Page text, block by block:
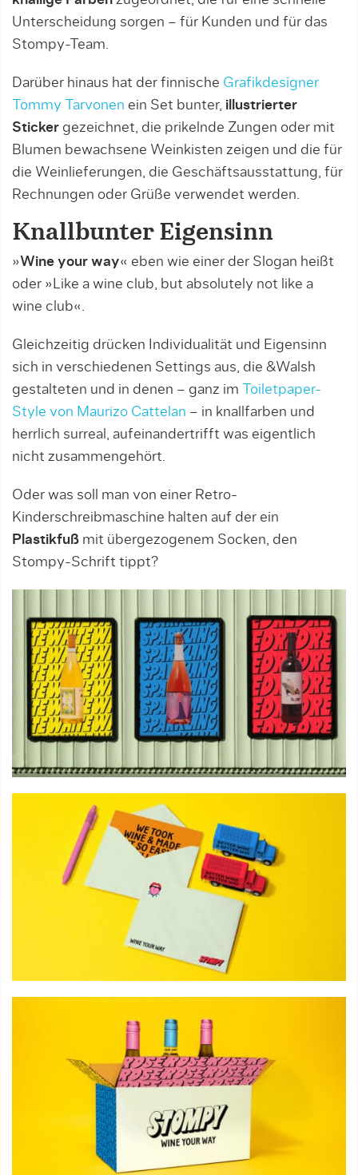
Unterscheidung sorgen – für Kunden und für das
Stompy-Team.
Darüber hinaus hat der finnische Grafikdesigner
Tommy Tarvonen ein Set bunter, illustrierter
Sticker gezeichnet, die prikelnde Zungen oder mit
Blumen bewachsene Weinkisten zeigen und die für
die Weinlieferungen, die Geschäftsausstattung, für
Rechnungen oder Grüße verwendet werden.
Knallbunter Eigensinn
»Wine your way« eben wie einer der Slogan heißt
oder »Like a wine club, but absolutely not like a
wine club«.
Gleichzeitig drücken Individualität und Eigensinn
sich in verschiedenen Settings aus, die &Walsh
gestalteten und in denen – ganz im
Toiletpaper-
Style von Maurizo Cattelan – in knallfarben und
herrlich surreal, aufeinandertrifft was eigentlich
nicht zusammengehört.
Oder was soll man von einer Retro-
Kinderschreibmaschine halten auf der ein
Plastikfuß mit übergezogenem Socken, den
Stompy-Schrift tippt?